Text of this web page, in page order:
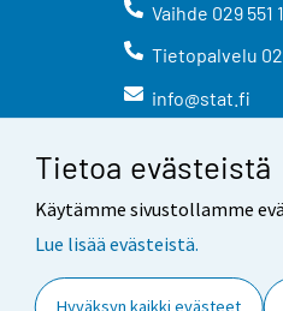
Tietoa evästeistä
Käytämme sivustollamme
Lue lisää evästeistä.
Hyväksyn kaikki evästeet
Vaihde 029 551
Tietopalvelu
info@stat.fi